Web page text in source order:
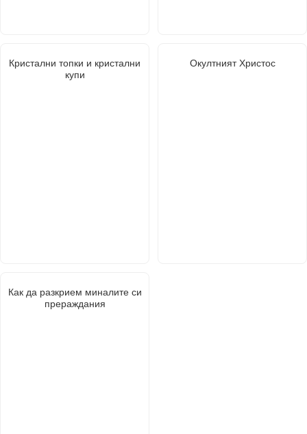
Кристални топки и кристални
купи
Окултният Христос
Как да разкрием миналите си
прераждания